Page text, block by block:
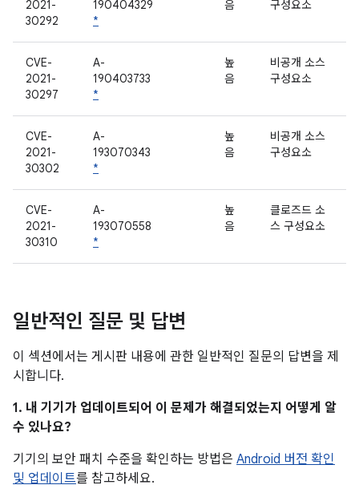
2021-
30292
190404329
*
음 구성요소
CVE-
2021-
30297
A-
190403733
*
높
음
비공개 소스
구성요소
CVE-
2021-
30302
A-
193070343
*
높
음
비공개 소스
구성요소
CVE-
2021-
30310
A-
193070558
*
높
음
클로즈드 소
스 구성요소
일반적인 질문 및 답변
이 섹션에서는 게시판 내용에 관한 일반적인 질문의 답변을 제
시합니다.
1. 내 기기가 업데이트되어 이 문제가 해결되었는지 어떻게 알
수 있나요?
기기의 보안 패치 수준을 확인하는 방법은 Android 버전 확인
및 업데이트를 참고하세요.